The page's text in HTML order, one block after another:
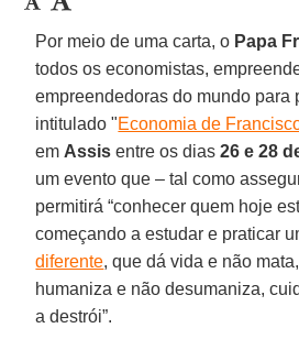
Por meio de uma carta, o Papa
todos os economistas,
empreendedoras do mundo para
intitulado "Economia de
em Assis entre os dias26 e 28
um evento que – tal como
permitirá “conhecer quem hoje
começando a estudar e praticar
diferente, que dá vida e não
humaniza e não desumaniza,
a destrói”.